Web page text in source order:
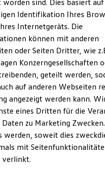
entdecken
Shop
Kollektion
Kollektion
Kollektion
Kollektion
Kollektion
Drop
football
Updates
Ersatzteile
für
Allianz
28, 80802 München.
mit Kfz-Werkstatt
Gewerbeamt der
Engels-Platz 4, 51766
Rhein-Berg/
Str. 200, 51465 Bergisch
nach §3 DL-InfoV):
der
· Altenberger-Dom-Straße
Gladbach
worden sind. Dies basiert
Identifikation Ihres
Internetgeräts. Die
können mit anderen
oder Seiten Dritter, wie
Konzerngesellschaften
geteilt werden,
auf anderen Webseiten
angezeigt werden kann.
eines Dritten für die
zu Marketing
werden, soweit dies
mit